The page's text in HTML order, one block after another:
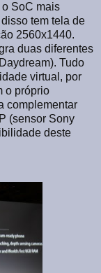
SoC mais
tem tela de
2560x1440.
duas diferentes
Tudo
virtual, por
o próprio
complementar
(sensor Sony
deste